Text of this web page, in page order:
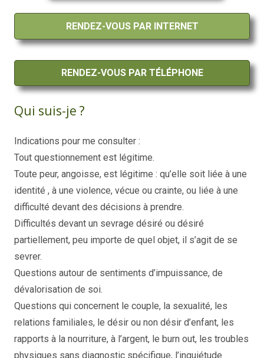
Qui suis-je ?
Indications pour me consulter :
Tout questionnement est légitime.
Toute peur, angoisse, est légitime : qu’elle soit liée à une
identité , à une violence, vécue ou crainte, ou liée à une
difficulté devant des décisions à prendre.
Difficultés devant un sevrage désiré ou désiré
partiellement, peu importe de quel objet, il s’agit de se
sevrer.
Questions autour de sentiments d’impuissance, de
dévalorisation de soi.
Questions qui concernent le couple, la sexualité, les
relations familiales, le désir ou non désir d’enfant, les
rapports à la nourriture, à l’argent, le burn out, les troubles
physiques sans diagnostic spécifique, l’inquiétude
RENDEZ-VOUS PAR INTERNET
RENDEZ-VOUS PAR TÉLÉPHONE